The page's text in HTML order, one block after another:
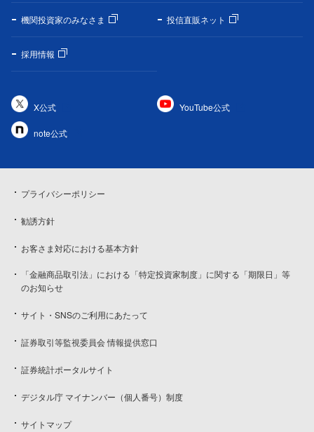
機関投資家のみなさま 投信直販ネット
採用情報
X公式 YouTube公式
note公式
プライバシーポリシー
勧誘方針
お客さま対応における基本方針
「金融商品取引法」における「特定投資家制度」に関する「期限日」等
のお知らせ
サイト・SNSのご利用にあたって
証券取引等監視委員会 情報提供窓口
証券統計ポータルサイト
デジタル庁 マイナンバー（個人番号）制度
サイトマップ